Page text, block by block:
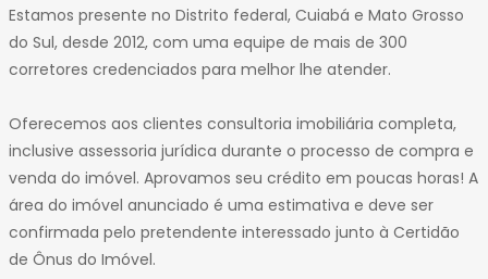
Estamos presente no Distrito federal, Cuiabá e Mato Grosso
do Sul, desde 2012, com uma equipe de mais de 300
corretores credenciados para melhor lhe atender.
Oferecemos aos clientes consultoria imobiliária completa,
inclusive assessoria jurídica durante o processo de compra e
venda do imóvel. Aprovamos seu crédito em poucas horas! A
área do imóvel anunciado é uma estimativa e deve ser
confirmada pelo pretendente interessado junto à Certidão
de Ônus do Imóvel.